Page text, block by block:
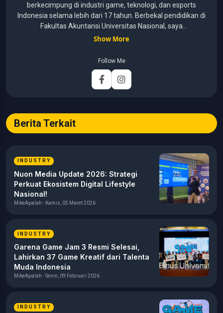
berkecimpung di industri game, teknologi, dan esports
Indonesia selama lebih dari 17 tahun. Berbekal pendidikan di
Fakultas Akuntansi Universitas Nasional, saya
menggabungkan kemampuan analisis dengan pengalaman
pernah menangani berbagai peran, mulai dari reporter, editor,
marketing, business development, hingga Editor in Chief.
Fokus utamanya adalah menghadirkan tulisan yang
informatif, mendalam, dan mudah dipahami, khususnya
Show More
Follow Me
Berita Terkait
INDUSTRY
Nuon Media Update 2026: Strategi
Perkuat Ekosistem Digital Lifestyle
Nasional!
MikeApalah - Kamis, 05 Maret 2026
INDUSTRY
Garena Game Jam 3 Resmi Selesai,
Lahirkan 37 Game Kreatif dari Talenta
Muda Indonesia
MikeApalah - Senin, 09 Februari 2026
INDUSTRY